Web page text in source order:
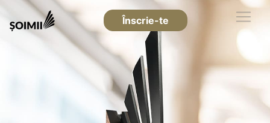
Înscrie-te